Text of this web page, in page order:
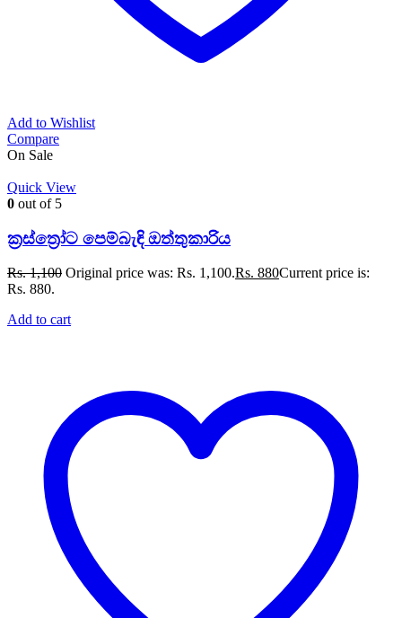
Add to Wishlist
Compare
On Sale
Quick View
0 out of 5
ක්‍රස්ත්‍රෝට පෙම්බැඳි ඔත්තුකාරිය
Rs.1,100 Original price was: Rs. 1,100.Rs. 880Current price is:
Rs. 880.
Add to cart